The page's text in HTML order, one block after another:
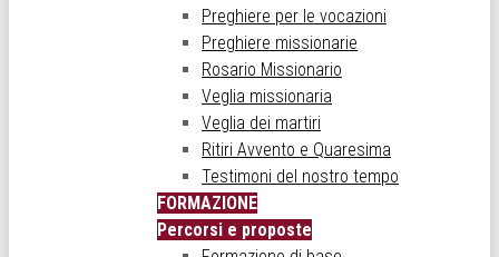
Preghiere per le vocazioni
Preghiere missionarie
Rosario Missionario
Veglia missionaria
Veglia dei martiri
Ritiri Avvento e Quaresima
Testimoni del nostro tempo
FORMAZIONE
Percorsi e proposte